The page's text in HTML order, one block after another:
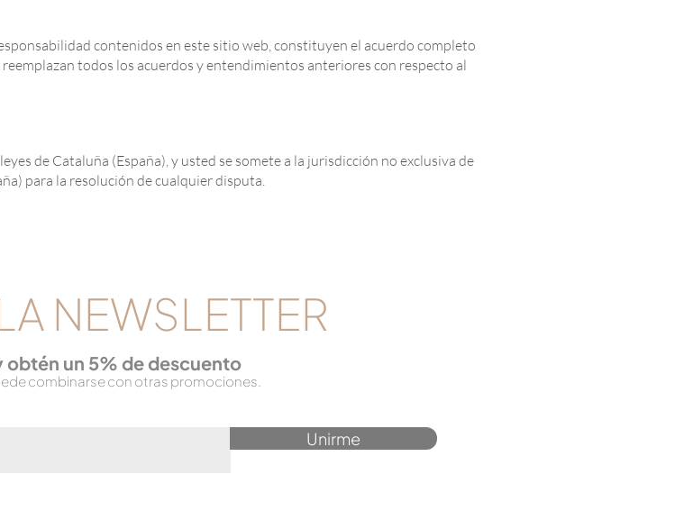
contenidos en este sitio web, constituyen el acuerdo completo
todos los acuerdos y entendimientos anteriores con respecto al
de Cataluña (España), y usted se somete a la jurisdicción no exclusiva de
para la resolución de cualquier disputa.
NEWSLETTER
obtén un 5% de descuento
combinarse con otras promociones.
Unirme